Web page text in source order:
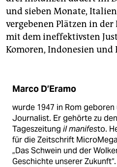
und sieben Monate, Italien
vergebenen Plätzen in der
mit dem ineffektivsten
Komoren, Indonesien und
Marco D’Eramo
wurde 1947 in Rom
Journalist. Er gehörte zu
Tageszeitung il manifesto.
für die Zeitschrift
„Das Schwein und der
Geschichte unserer Zukunft“.